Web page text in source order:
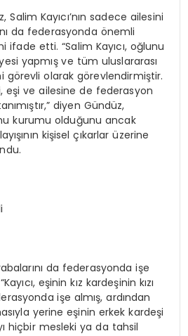
Kayıcı’nın sadece ailesini
da federasyonda önemli
ifade etti. “Salim Kayıcı, oğlunu
yapmış ve tüm uluslararası
görevli olarak görevlendirmiştir.
eşi ve ailesine de federasyon
diyen Gündüz,
kurumu olduğunu ancak
kişisel çıkarlar üzerine
da federasyonda işe
eşinin kız kardeşinin kızı
işe almış, ardından
yerine eşinin erkek kardeşi
hiçbir mesleki ya da tahsil